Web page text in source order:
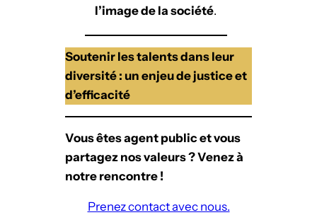
l’image de la société.
Soutenir les talents dans leur
diversité : un enjeu de justice et
d’efficacité
Vous êtes agent public et vous
partagez nos valeurs ? Venez à
notre rencontre !
Prenez contact avec nous.